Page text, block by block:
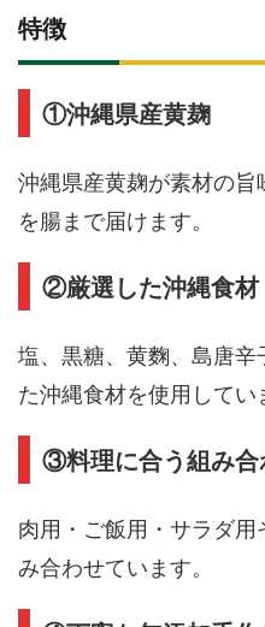
特徴
①沖縄県産黄麹
沖縄県産黄麹が素材の
を腸まで届けます。
②厳選した沖縄食材
塩、黒糖、黄麴、島唐
た沖縄食材を使用してい
③料理に合う組み合
肉用・ご飯用・サラダ
み合わせています。